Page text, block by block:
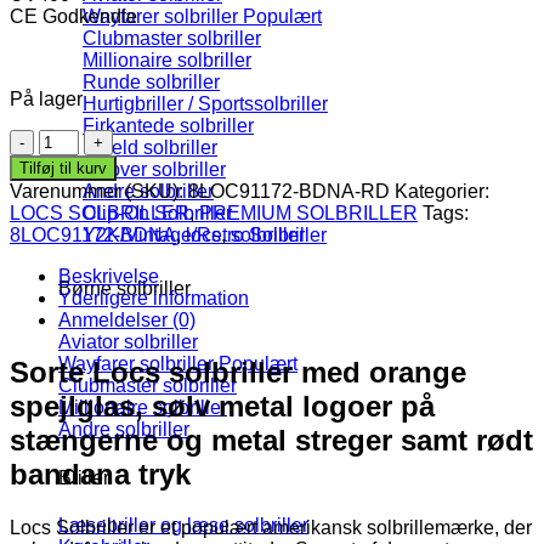
Wayfarer solbriller
Clubmaster solbriller
Millionaire solbriller
Runde solbriller
Hurtigbriller / Sportssolbriller
Firkantede solbriller
Shield solbriller
Fit over solbriller
Andre solbriller
Clip-On Solbriller
Y2K/Vintage/Retro Solbriller
Børne solbriller
Aviator solbriller
Wayfarer solbriller
Clubmaster solbriller
Millionaire solbriller
Andre solbriller
Briller
Læsebriller og læse solbriller
CE Godkendte
På lager
Locs
Solbriller
-
Bandana
Chingón
|
Rød
-
Orange
Spejlglas
antal
Tilføj til kurv
Varenummer (SKU):8LOC91172-BDNA-RD Kategorier:
LOCS SOLBRILLER,PREMIUM SOLBRILLER Tags:
8LOC91172-BDNA,locs,solbriller
Beskrivelse
Yderligere information
Anmeldelser (0)
Sorte Locs solbriller med orange
spejlglas, sølv metal logoer på
stængerne og metal streger samt rødt
bandana tryk
Locs Solbriller er et populært amerikansk solbrillemærke, der